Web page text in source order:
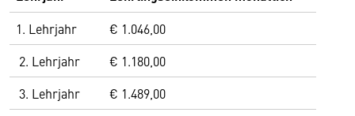
1. Lehrjahr
€ 1.046,00
2. Lehrjahr
€ 1.180,00
3. Lehrjahr
€ 1.489,00